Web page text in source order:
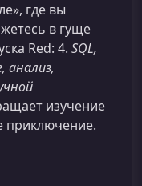
где вы
в гуще
Red: 4. SQL,
анализ,
изучение
приключение.